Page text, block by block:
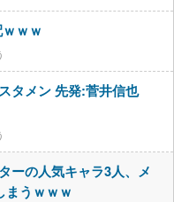
ｗｗ
タメン 先発:菅井信也
ーの人気キャラ3人、メ
まうｗｗｗ